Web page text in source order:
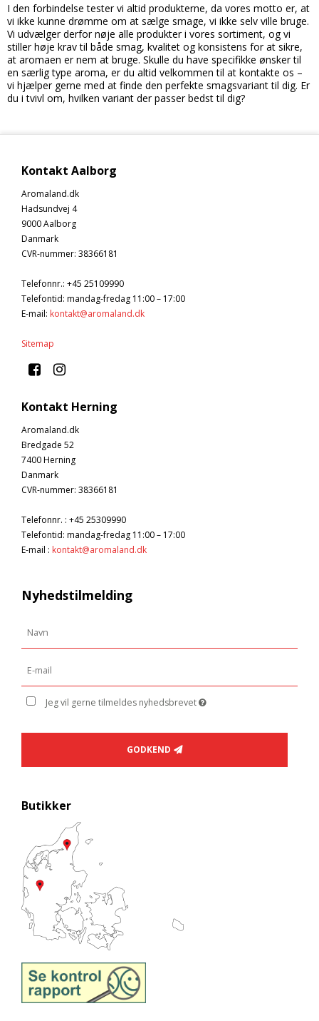
I den forbindelse tester vi altid produkterne, da vores motto er, at
vi ikke kunne drømme om at sælge smage, vi ikke selv ville bruge.
Vi udvælger derfor nøje alle produkter i vores sortiment, og vi
stiller høje krav til både smag, kvalitet og konsistens for at sikre,
at aromaen er nem at bruge. Skulle du have specifikke ønsker til
en særlig type aroma, er du altid velkommen til at kontakte os –
vi hjælper gerne med at finde den perfekte smagsvariant til dig. Er
du i tvivl om, hvilken variant der passer bedst til dig?
Kontakt Aalborg
Aromaland.dk
Hadsundvej 4
9000 Aalborg
Danmark
CVR-nummer: 38366181
Telefonnr.: +45 25109990
Telefontid: mandag-fredag 11:00 – 17:00
E-mail: kontakt@aromaland.dk
Sitemap
Kontakt Herning
Aromaland.dk
Bredgade 52
7400 Herning
Danmark
CVR-nummer: 38366181
Telefonnr. : +45 25309990
Telefontid: mandag-fredag 11:00 – 17:00
E-mail : kontakt@aromaland.dk
Nyhedstilmelding
Jeg vil gerne tilmeldes nyhedsbrevet
GODKEND
Butikker